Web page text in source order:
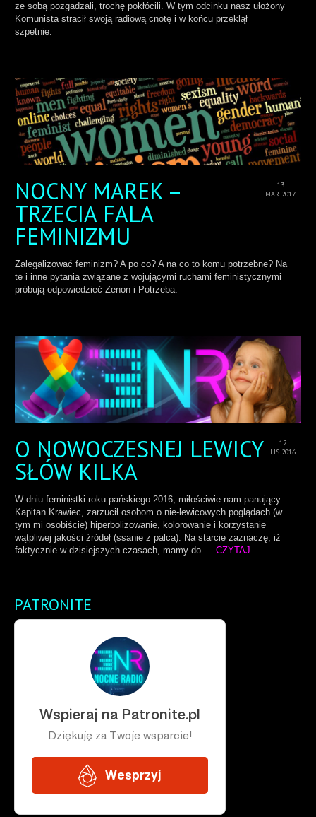
ze sobą pozgadzali, trochę pokłócili. W tym odcinku nasz ułożony
Komunista stracił swoją radiową cnotę i w końcu przeklął
szpetnie.
13
MAR 2017
NOCNY MAREK –
TRZECIA FALA
FEMINIZMU
Zalegalizować feminizm? A po co? A na co to komu potrzebne? Na
te i inne pytania związane z wojującymi ruchami feministycznymi
próbują odpowiedzieć Zenon i Potrzeba.
12
LIS 2016
O NOWOCZESNEJ LEWICY
SŁÓW KILKA
W dniu feministki roku pańskiego 2016, miłościwie nam panujący
Kapitan Krawiec, zarzucił osobom o nie-lewicowych poglądach (w
tym mi osobiście) hiperbolizowanie, kolorowanie i korzystanie
wątpliwej jakości źródeł (ssanie z palca). Na starcie zaznaczę, iż
faktycznie w dzisiejszych czasach, mamy do … CZYTAJ
PATRONITE